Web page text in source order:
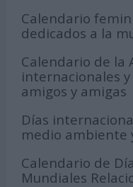
Calendario
dedicados a la
Calendario de la
internacionales
amigos y amigas
Días
medio ambiente
Calendario de
Mundiales